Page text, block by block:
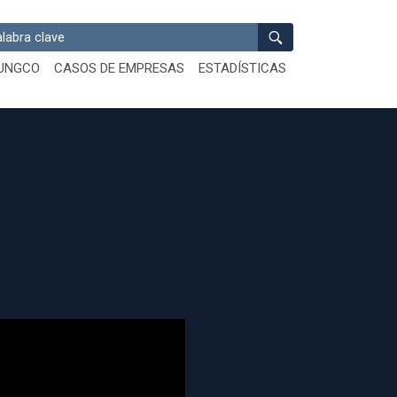
CASOS DE EMPRESAS ESTADÍSTICAS